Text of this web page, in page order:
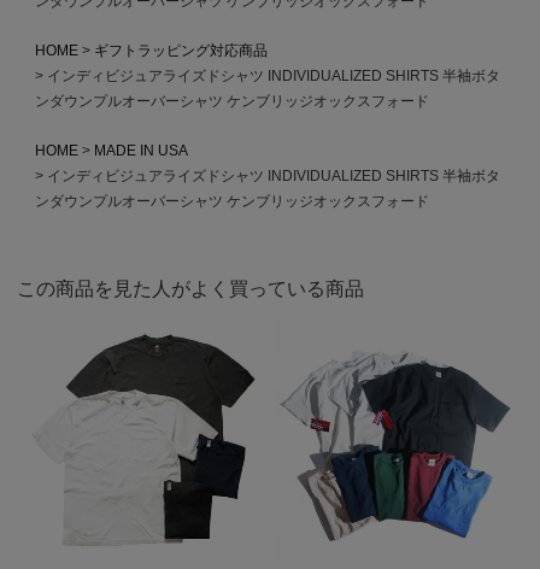
HOME
ギフトラッピング対応商品
インディビジュアライズドシャツ INDIVIDUALIZED SHIRTS 半袖ボタ
ンダウンプルオーバーシャツ ケンブリッジオックスフォード
HOME
MADE IN USA
インディビジュアライズドシャツ INDIVIDUALIZED SHIRTS 半袖ボタ
ンダウンプルオーバーシャツ ケンブリッジオックスフォード
この商品を見た人がよく買っている商品